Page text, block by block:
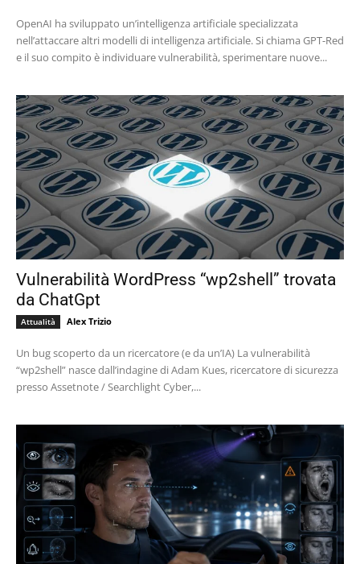
OpenAI ha sviluppato un’intelligenza artificiale specializzata
nell’attaccare altri modelli di intelligenza artificiale. Si chiama GPT-Red
e il suo compito è individuare vulnerabilità, sperimentare nuove...
Vulnerabilità WordPress “wp2shell” trovata
da ChatGpt
Attualità Alex Trizio
Un bug scoperto da un ricercatore (e da un’IA) La vulnerabilità
“wp2shell” nasce dall’indagine di Adam Kues, ricercatore di sicurezza
presso Assetnote / Searchlight Cyber,...